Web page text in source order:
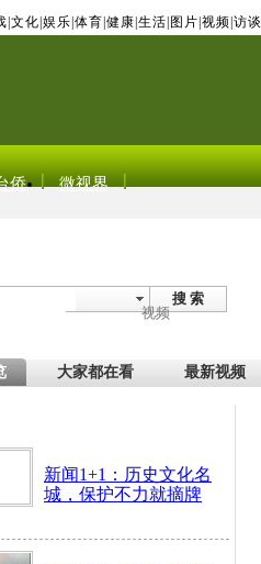
文化 娱乐 体育 健康 生活 图片 视频 访谈
侨 微视界
搜 索
视频
大家都在看 最新视频
新闻1+1：历史文化名
城，保护不力就摘牌